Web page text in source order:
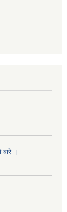
बारे ।